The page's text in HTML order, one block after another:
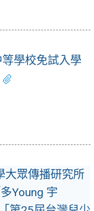
學校免試入學
大眾傳播研究所
Young 宇